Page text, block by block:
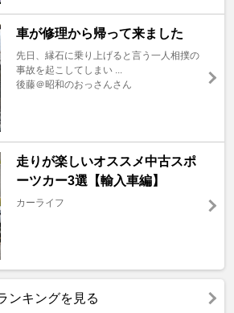
車が修理から帰って来ました
先日、縁石に乗り上げると言う一人相撲の
事故を起こしてしまい ...
後藤＠昭和のおっさんさん
走りが楽しいオススメ中古スポ
ーツカー3選【輸入車編】
カーライフ
ンキングを見る